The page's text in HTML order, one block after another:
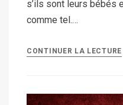
s’ils sont leurs bébés
comme tel.…
CONTINUER LA LECTURE